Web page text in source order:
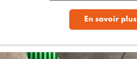
En savoir plus